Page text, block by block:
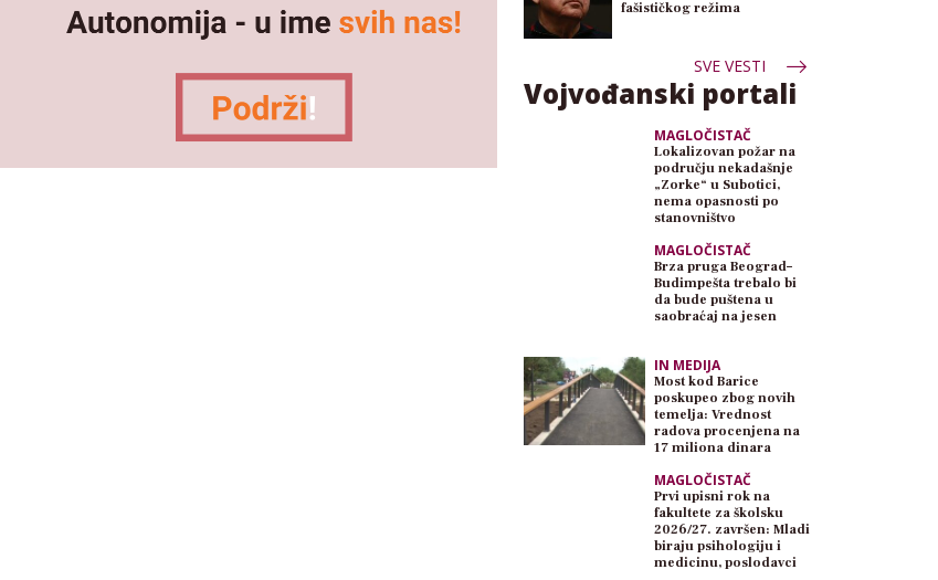
fašističkog režima
SVE VESTI
Vojvođanski portali
MAGLOČISTAČ
Lokalizovan požar na
području nekadašnje
„Zorke“ u Subotici,
nema opasnosti po
stanovništvo
MAGLOČISTAČ
Brza pruga Beograd–
Budimpešta trebalo bi
da bude puštena u
saobraćaj na jesen
IN MEDIJA
Most kod Barice
poskupeo zbog novih
temelja: Vrednost
radova procenjena na
17 miliona dinara
MAGLOČISTAČ
Prvi upisni rok na
fakultete za školsku
2026/27. završen: Mladi
biraju psihologiju i
medicinu, poslodavci